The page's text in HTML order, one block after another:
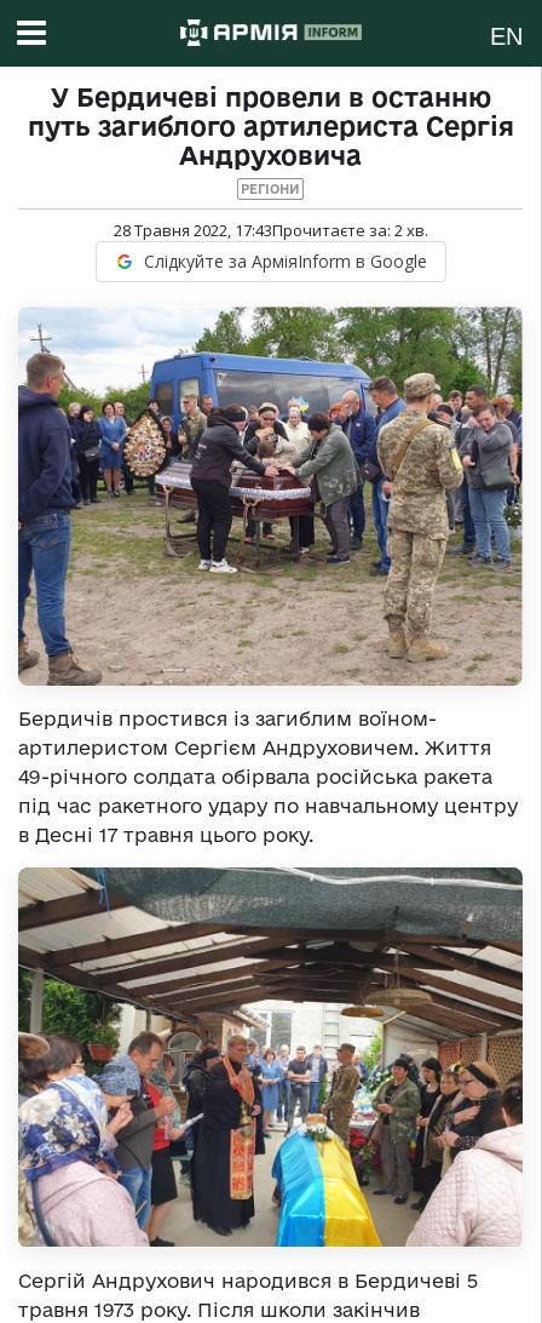
EN
У Бердичеві провели в останню
путь загиблого артилериста Сергія
Андруховича
РЕГІОНИ
28 Травня 2022, 17:43Прочитаєте за: 2хв.
Слідкуйте за АрміяInform в Google
Бердичів простився із загиблим воїном-
артилеристом Сергієм Андруховичем. Життя
49-річного солдата обірвала російська ракета
під час ракетного удару по навчальному центру
в Десні 17 травня цього року.
Сергій Андрухович народився в Бердичеві 5
травня 1973 року. Після школи закінчив